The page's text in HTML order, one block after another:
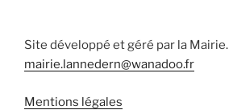
Site développé et géré par la Mairie.
mairie.lannedern@wanadoo.fr
Mentions légales